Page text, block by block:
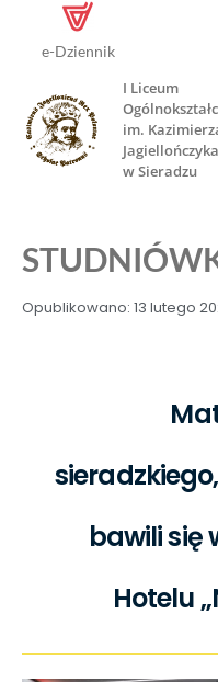
e-Dziennik
I Liceum
im.
Jagiellończyka
w Sieradzu
Opublikowano: 13 lutego
bawili się
Hotelu